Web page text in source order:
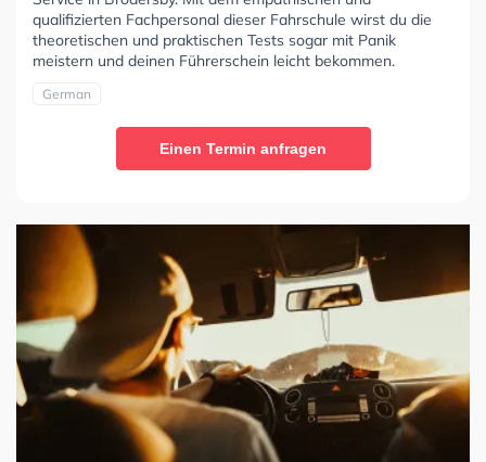
qualifizierten Fachpersonal dieser Fahrschule wirst du die
theoretischen und praktischen Tests sogar mit Panik
meistern und deinen Führerschein leicht bekommen.
German
Einen Termin anfragen